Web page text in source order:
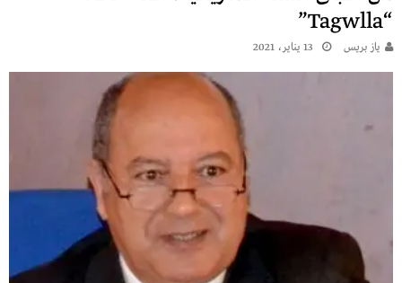
“Tagwlla”
يـاز بريـس 13 يناير، 2021